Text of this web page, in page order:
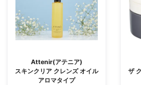
Attenir(アテニア)
スキンクリア クレンズ オイル
アロマタイプ
ザ